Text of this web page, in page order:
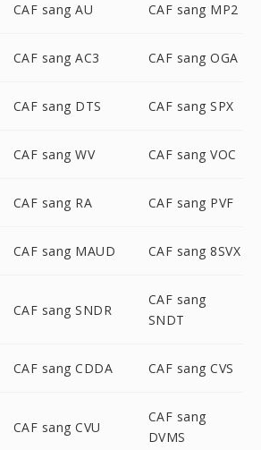
CAF sang AU CAF sang MP2
CAF sang AC3 CAF sang OGA
CAF sang DTS CAF sang SPX
CAF sang WV CAF sang VOC
CAF sang RA CAF sang PVF
CAF sang MAUD CAF sang 8SVX
CAF sang SNDR
CAF sang
SNDT
CAF sang CDDA CAF sang CVS
CAF sang CVU
CAF sang
DVMS